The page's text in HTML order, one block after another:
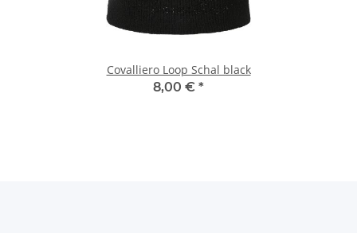
Covalliero Loop Schal black
8,00 € *